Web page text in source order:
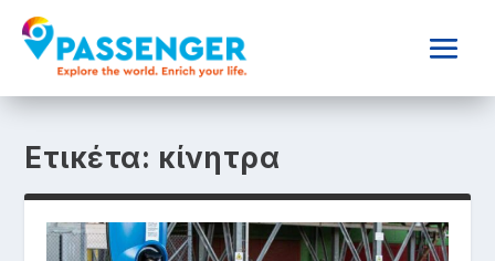
Ετικέτα: κίνητρα